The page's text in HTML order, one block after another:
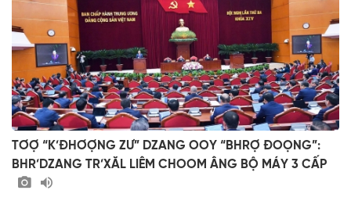
TƠỢ “K’ĐHƠỢNG ZƯ” DZANG OOY “BHRỢ ĐOỌNG”:
BHR’DZANG TR’XĂL LIÊM CHOOM ÂNG BỘ MÁY 3 CẤP